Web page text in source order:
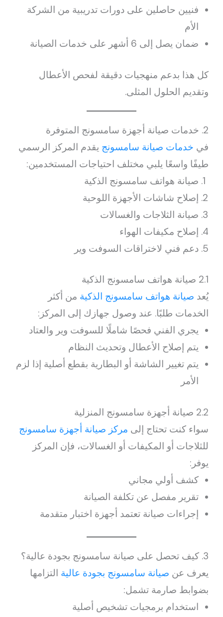
فنيين حاصلين على دورات تدريبية من الشركة
الأم
ضمان يصل إلى 6 أشهر على خدمات الصيانة
كل هذا بدعم منهجيات دقيقة لفحص الأعطال
وتقديم الحلول المثلى.
2. خدمات صيانة أجهزة سامسونج المتوفرة
في خدمات صيانة سامسونج يقدم المركز الرسمي
طيفًا واسعًا يلبي مختلف احتياجات المستخدمين:
صيانة هواتف سامسونج الذكية
إصلاح شاشات الأجهزة اللوحية
صيانة الثلاجات والغسالات
إصلاح مكيفات الهواء
دعم فني لاختراقات السوفت وير
2.1 صيانة هواتف سامسونج الذكية
يُعد صيانة هواتف سامسونج الذكية من أكثر
الخدمات طلبًا. عند وصول جهازك إلى المركز:
يجري الفني فحصًا شاملًا للسوفت وير والعتاد
يتم إصلاح الأعطال وتحديث النظام
يتم تغيير الشاشة أو البطارية بقطع أصلية إذا لزم
الأمر
2.2 صيانة أجهزة سامسونج المنزلية
سواء كنت تحتاج إلى مركز صيانة أجهزة سامسونج
للثلاجات أو المكيفات أو الغسالات، فإن المركز
يوفر:
كشف أولي مجاني
تقرير مفصل عن تكلفة الصيانة
إجراءات صيانة تعتمد أجهزة اختبار متقدمة
3. كيف تحصل على صيانة سامسونج بجودة عالية؟
يعرف عن صيانة سامسونج بجودة عالية التزامها
بضوابط صارمة تشمل:
استخدام برمجيات تشخيص أصلية